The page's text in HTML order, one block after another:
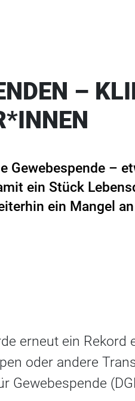
–
Gewebespende –
ein Stück
ein Mangel an
erneut ein Rekord
oder andere
Gewebespende